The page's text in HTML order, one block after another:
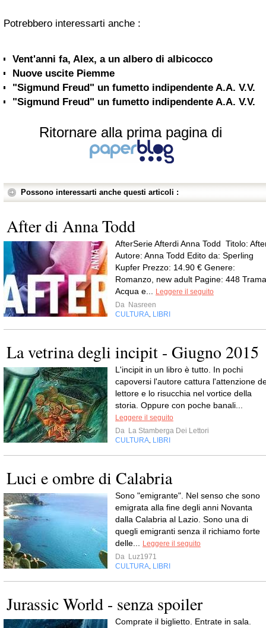
Potrebbero interessarti anche :
Vent'anni fa, Alex, a un albero di albicocco
Nuove uscite Piemme
"Sigmund Freud" un fumetto indipendente A.A. V.V.
"Sigmund Freud" un fumetto indipendente A.A. V.V.
Ritornare alla prima pagina di
Possono interessarti anche questi articoli :
After di Anna Todd
AfterSerie Afterdi Anna Todd Titolo:
Autore: Anna Todd Edito da: Sperling
Kupfer Prezzo: 14.90 € Genere:
Romanzo, new adult Pagine: 448
Acqua e... Leggere il seguito
Da Nasreen
CULTURA, LIBRI
La vetrina degli incipit - Giugno 2015
L'incipit in un libro è tutto. In pochi
capoversi l'autore cattura l'attenzione
lettore e lo risucchia nel vortice della
storia. Oppure con poche banali...
Leggere il seguito
Da La Stamberga Dei Lettori
CULTURA, LIBRI
Luci e ombre di Calabria
Sono "emigrante". Nel senso che sono
emigrata alla fine degli anni Novanta
dalla Calabria al Lazio. Sono una di
quegli emigranti senza il richiamo forte
delle... Leggere il seguito
Da Luz1971
CULTURA, LIBRI
Jurassic World - senza spoiler
Comprate il biglietto. Entrate in sala.